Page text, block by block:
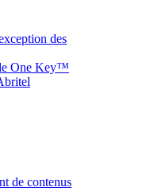
des
One Key™
de contenus